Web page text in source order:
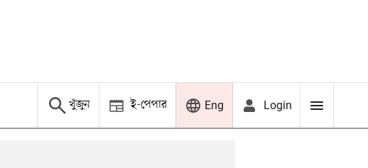
খুঁজুন ই-পেপার Eng Login